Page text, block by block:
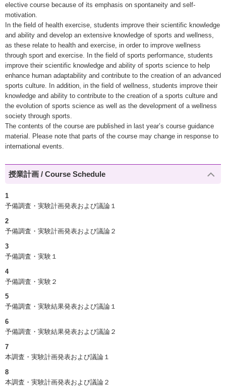
elective course because of its emphasis on spontaneity and self-
motivation.
In the field of health exercise, students improve their scientific knowledge
and ability and develop an extensive knowledge of sports and wellness,
as these relate to health and exercise, in order to improve wellness
through sport and exercise. In the field of sports performance, students
improve their scientific knowledge and ability of sports science to help
enhance human adaptability and contribute to the creation of an advanced
sports culture. In addition, in the field of wellness, students improve their
knowledge and ability to contribute to the creation of a sports culture and
the evolution of sports science as well as the development of a wellness
society through sports.
The contents of the course are published in last year’s course guidance
material. Please note that parts of the course may change in response to
international events.
授業計画 / Course Schedule
1
予備調査・実験計画発表および議論１
2
予備調査・実験計画発表および議論２
3
予備調査・実験１
4
予備調査・実験２
5
予備調査・実験結果発表および議論１
6
予備調査・実験結果発表および議論２
7
本調査・実験計画発表および議論１
8
本調査・実験計画発表および議論２